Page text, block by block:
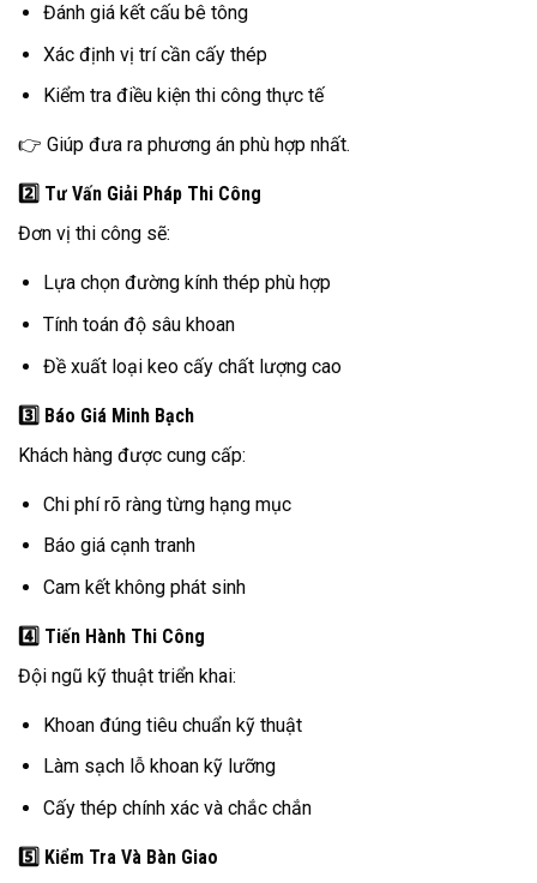
Đánh giá kết cấu bê tông
Xác định vị trí cần cấy thép
Kiểm tra điều kiện thi công thực tế
👉 Giúp đưa ra phương án phù hợp nhất.
2️⃣ Tư Vấn Giải Pháp Thi Công
Đơn vị thi công sẽ:
Lựa chọn đường kính thép phù hợp
Tính toán độ sâu khoan
Đề xuất loại keo cấy chất lượng cao
3️⃣ Báo Giá Minh Bạch
Khách hàng được cung cấp:
Chi phí rõ ràng từng hạng mục
Báo giá cạnh tranh
Cam kết không phát sinh
4️⃣ Tiến Hành Thi Công
Đội ngũ kỹ thuật triển khai:
Khoan đúng tiêu chuẩn kỹ thuật
Làm sạch lỗ khoan kỹ lưỡng
Cấy thép chính xác và chắc chắn
5️⃣ Kiểm Tra Và Bàn Giao